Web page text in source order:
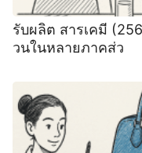
รับผลิต สารเคมี
วนในหลายภาคส่ว